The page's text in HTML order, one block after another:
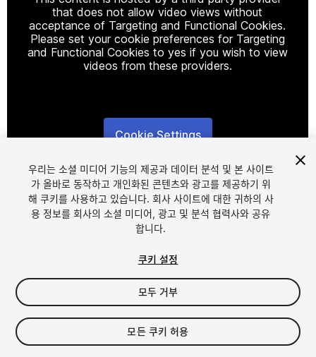
that does not allow video views without
acceptance of Targeting and Functional Cookies.
Please set your cookie preferences for Targeting
and Functional Cookies to yes if you wish to view
videos from these providers.
Cookie Settings
FREE
내 에셋에 추가하기
우리는 소셜 미디어 기능의 제공과 데이터 분석 및 본 사이트
가 올바로 동작하고 개인화된 콘텐츠와 광고를 제공하기 위
해 쿠키를 사용하고 있습니다. 회사 사이트에 대한 귀하의 사
용 정보를 회사의 소셜 미디어, 광고 및 분석 협력사와 공유
합니다.
쿠키 설정
모두 거부
모든 쿠키 허용